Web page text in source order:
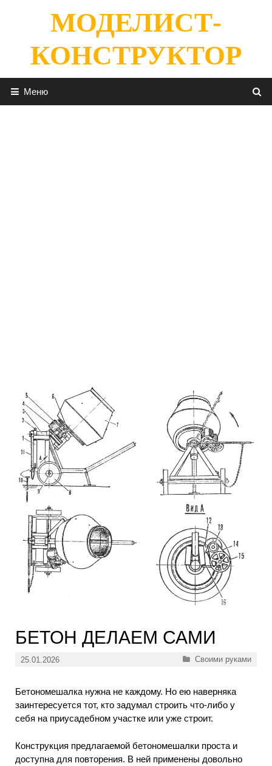
содержимомуМОДЕЛИСТ-
КОНСТРУКТОР
Меню
БЕТОН ДЕЛАЕМ САМИ
25.01.2026 Рубрики
Своими руками
Бетономешалка нужна не каждому. Но ею наверняка
заинтересуется тот, кто задумал строить что-либо у
себя на приусадебном участке или уже строит.
Конструкция предлагаемой бетономешалки проста и
доступна для повторения. В ней применены довольно